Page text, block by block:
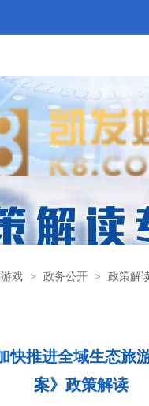
生态旅游的实施方案》政策解
戏 > 政务公开 > 政策解
快推进全域生态旅
案》政策解读